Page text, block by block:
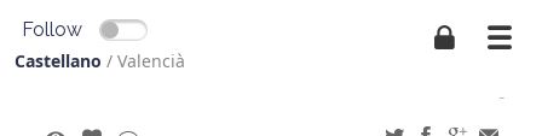
Follow
Castellano / Valencià
-